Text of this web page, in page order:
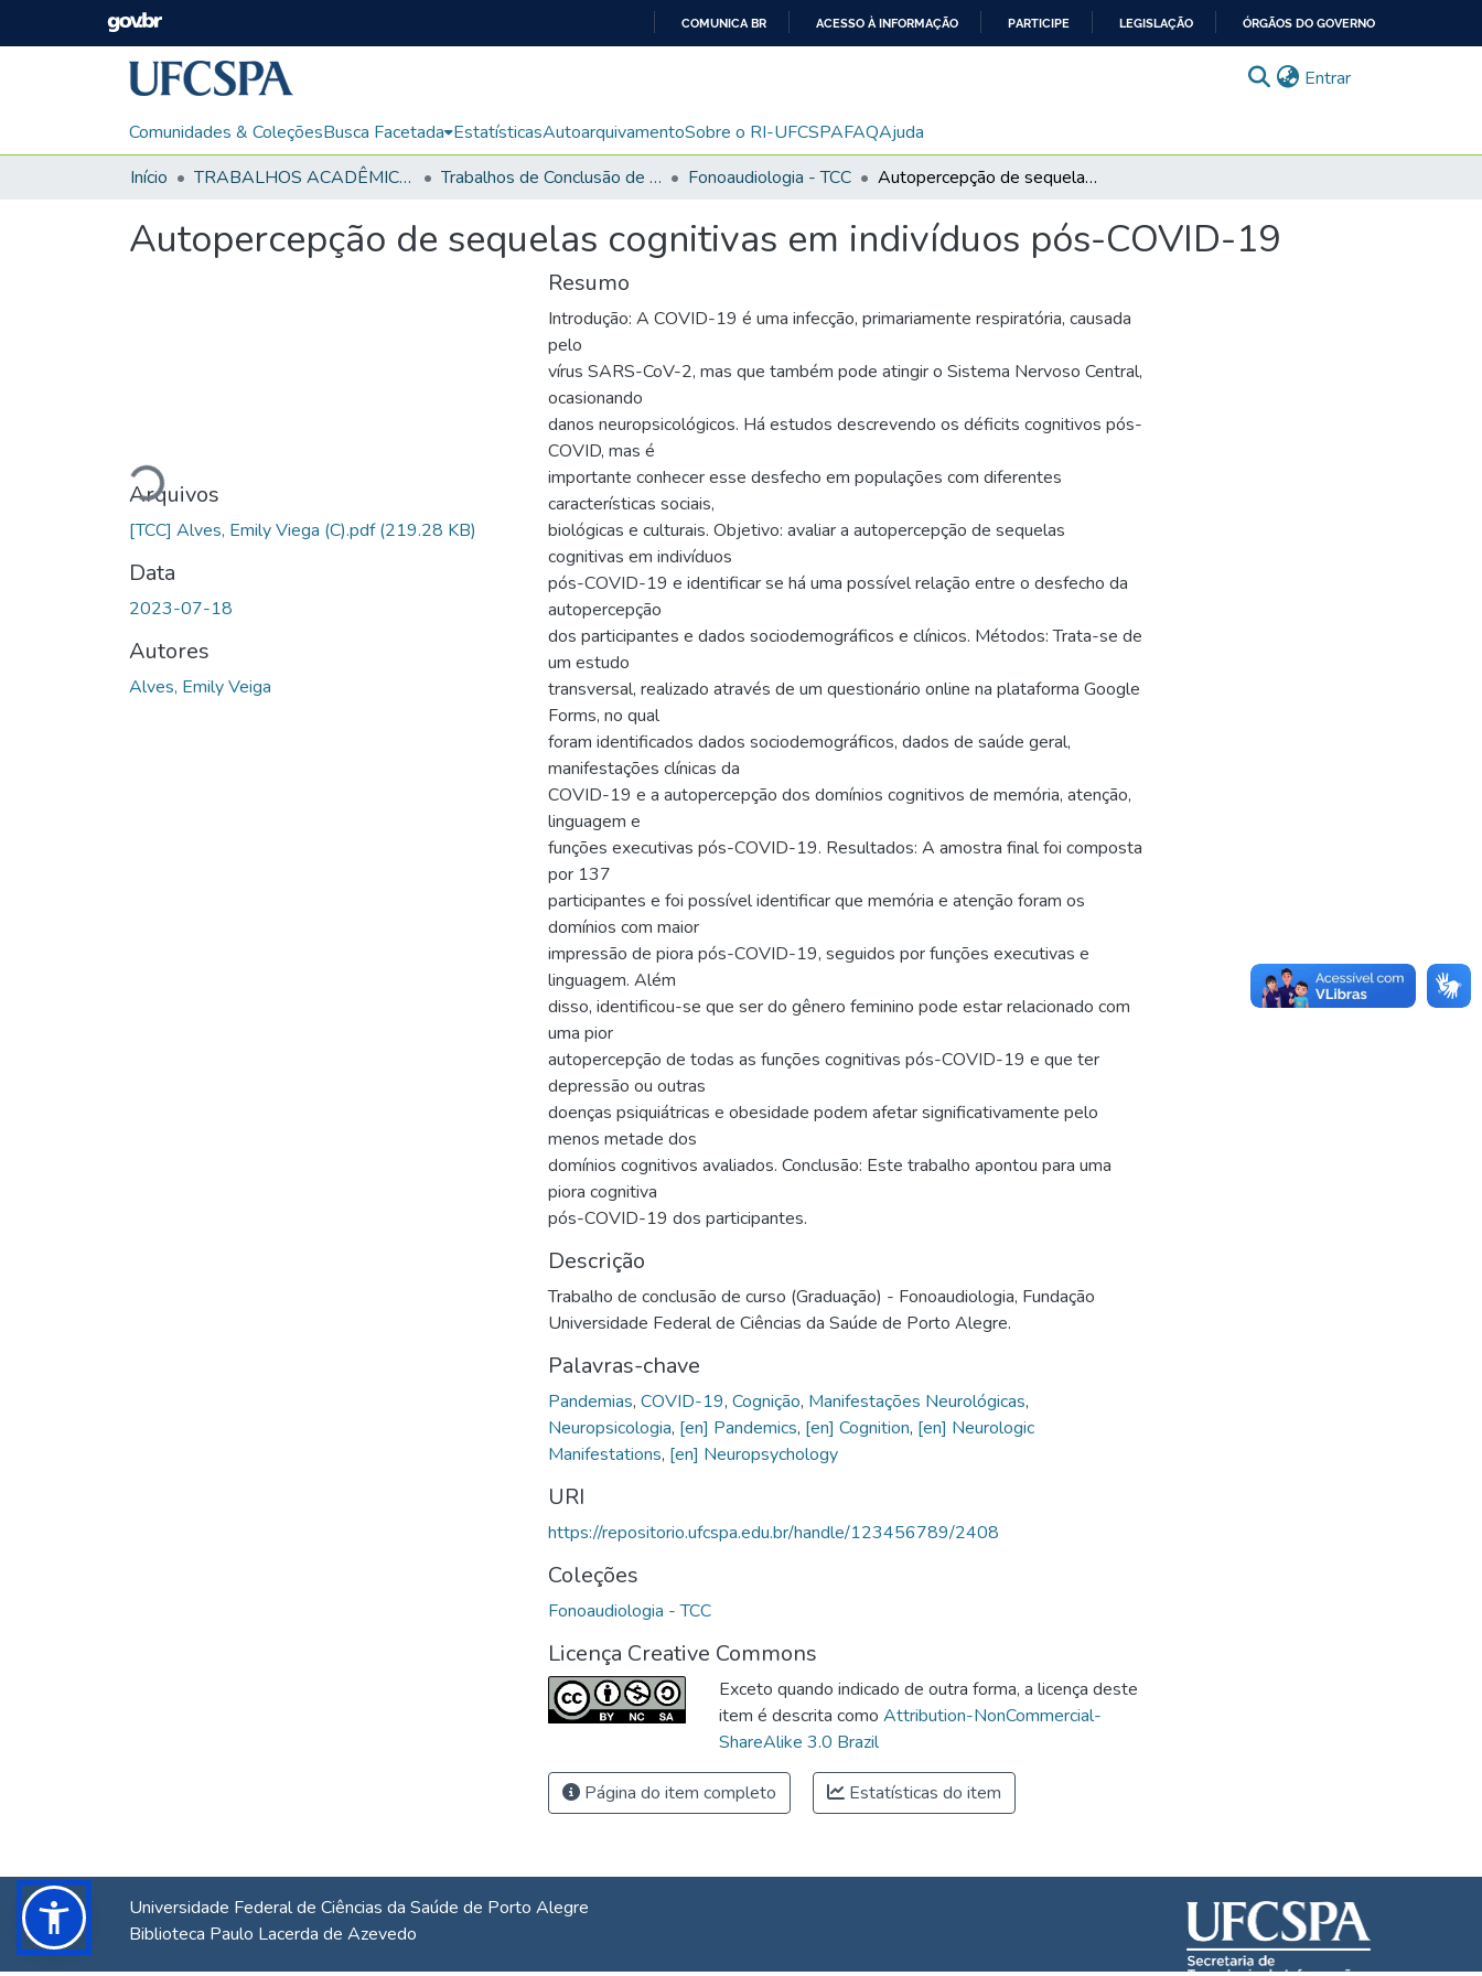
CONTEÚDO
COMUNICA BR ACESSO À INFORMAÇÃO PARTICIPE LEGISLAÇÃO ÓRGÃOS DO GOVERNO
Entrar(current)
Comunidades & ColeçõesBusca Facetada EstatísticasAutoarquivamentoSobre o RI-UFCSPAFAQAjuda
Início
TRABALHOS ACADÊMICOS Trabalhos de Conclusão de Curso de Graduação Fonoaudiologia - TCC Autopercepção de sequelas cognitivas em indivíduos pós-COVID-19
Autopercepção de sequelas cognitivas em indivíduos pós-COVID-19
Carregando...
Arquivos
[TCC] Alves, Emily Viega (C).pdf(219.28 KB)
Data
2023-07-18
Autores
Alves, Emily Veiga
Resumo
Introdução: A COVID-19 é uma infecção, primariamente respiratória, causada
pelo
vírus SARS-CoV-2, mas que também pode atingir o Sistema Nervoso Central,
ocasionando
danos neuropsicológicos. Há estudos descrevendo os déficits cognitivos pós-
COVID, mas é
importante conhecer esse desfecho em populações com diferentes
características sociais,
biológicas e culturais. Objetivo: avaliar a autopercepção de sequelas
cognitivas em indivíduos
pós-COVID-19 e identificar se há uma possível relação entre o desfecho da
autopercepção
dos participantes e dados sociodemográficos e clínicos. Métodos: Trata-se de
um estudo
transversal, realizado através de um questionário online na plataforma Google
Forms, no qual
foram identificados dados sociodemográficos, dados de saúde geral,
manifestações clínicas da
COVID-19 e a autopercepção dos domínios cognitivos de memória, atenção,
linguagem e
funções executivas pós-COVID-19. Resultados: A amostra final foi composta
por 137
participantes e foi possível identificar que memória e atenção foram os
domínios com maior
impressão de piora pós-COVID-19, seguidos por funções executivas e
linguagem. Além
disso, identificou-se que ser do gênero feminino pode estar relacionado com
uma pior
autopercepção de todas as funções cognitivas pós-COVID-19 e que ter
depressão ou outras
doenças psiquiátricas e obesidade podem afetar significativamente pelo
menos metade dos
domínios cognitivos avaliados. Conclusão: Este trabalho apontou para uma
piora cognitiva
pós-COVID-19 dos participantes.
Descrição
Trabalho de conclusão de curso (Graduação) - Fonoaudiologia, Fundação
Universidade Federal de Ciências da Saúde de Porto Alegre.
Palavras-chave
Pandemias, COVID-19, Cognição, Manifestações Neurológicas,
Neuropsicologia, [en] Pandemics, [en] Cognition, [en] Neurologic
Manifestations, [en] Neuropsychology
URI
https://repositorio.ufcspa.edu.br/handle/123456789/2408
Coleções
Fonoaudiologia - TCC
Licença Creative Commons
Exceto quando indicado de outra forma, a licença deste
item é descrita como Attribution-NonCommercial-
ShareAlike 3.0 Brazil
Página do item completo Estatísticas do item
Universidade Federal de Ciências da Saúde de Porto Alegre
Biblioteca Paulo Lacerda de Azevedo